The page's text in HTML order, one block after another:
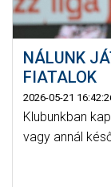
NÁLUNK
FIATALOK
2026-05-21
Klubunkban
vagy annál